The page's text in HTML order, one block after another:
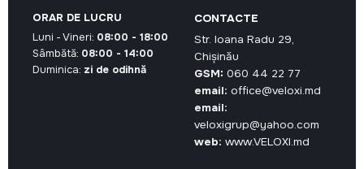
CONTACTE
Str. Ioana Radu 29,
Chișinău
GSM: 060 44 22 77
email: office@veloxi.md
email:
veloxigrup@yahoo.com
web: www.VELOXI.md
ORAR DE LUCRU
Luni - Vineri: 08:00 - 18:00
Sâmbătă: 08:00 - 14:00
Duminica: zi de odihnă